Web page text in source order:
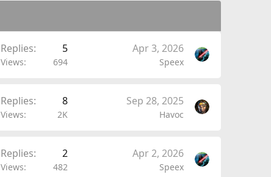
Replies 5
Views 694
Apr 3, 2026
Speex
Replies 8
Views 2K
Sep 28, 2025
Havoc
Replies 2
Views 482
Apr 2, 2026
Speex